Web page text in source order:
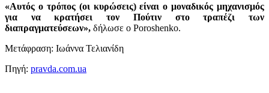
«Αυτός ο τρόπος (οι κυρώσεις) είναι ο μοναδικός μηχανισμός
για να κρατήσει τον Πούτιν στο τραπέζι των
διαπραγματεύσεων», δήλωσε ο Poroshenko.
Μετάφραση: Ιωάννα Τελιανίδη
Πηγή: pravda.com.ua